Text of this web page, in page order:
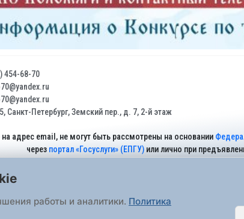
454-68-70
Санкт-Петербург, Земский пер., д. 7, 2-й этаж
адрес email, не могут быть рассмотрены на основании
через портал «Госуслуги» (ЕПГУ)или лично при
работы и аналитики. Политика